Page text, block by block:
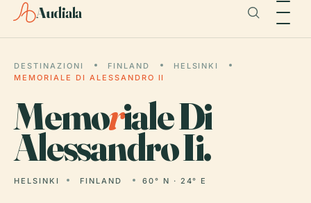
Audiala
DESTINAZIONI FINLAND
HELSINKI
MEMORIALE DI ALESSANDRO II
Memoriale Di
Alessandro Ii.
HELSINKI FINLAND 60° N · 24° E